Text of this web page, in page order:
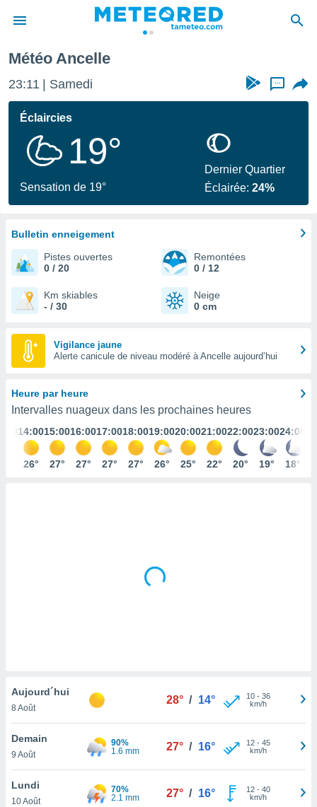
de
en
les
des
par le
vous
ou
de
ACCEPTER
CONTINUER
PARAMÈTRES
Météo Ancelle
23:11 Samedi ...
Éclaircies
19°
Sensation de 19°
Dernier Quartier
Éclairée:24%
Bulletin enneigement
Pistes ouvertes
0 / 20
Remontées
0 / 12
Km skiables
- / 30
Neige
0 cm
Vigilance jaune
Alerte canicule de niveau modéré à Ancelle aujourd’hui
Heure par heure
Intervalles nuageux dans les prochaines heures
14:00
26°
15:00
27°
16:00
27°
17:00
27°
18:00
27°
19:00
26°
20:00
25°
21:00
22°
22:00
20°
23:00
19°
24:00
18°
Aujourd´hui
8 Août
28° / 14° 10- 36
km/h
Demain
9 Août
90%
1.6 mm
27° / 16° 12- 45
km/h
Lundi
10 Août
70%
2.1 mm
27° / 16° 12- 40
km/h